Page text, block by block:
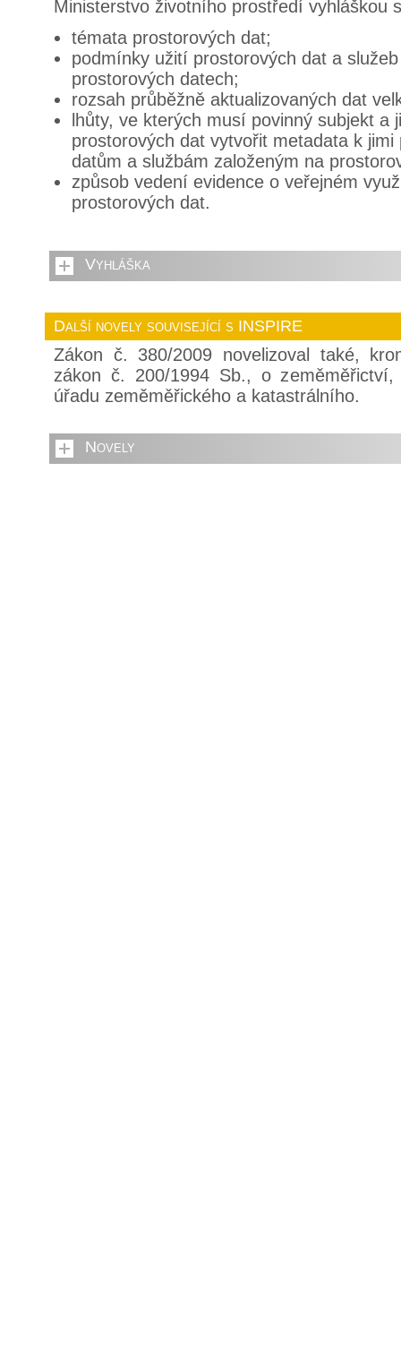
Ministerstvo životního prostředí vyhláškou
témata prostorových dat;
podmínky užití prostorových dat a
prostorových datech;
rozsah průběžně aktualizovaných dat
lhůty, ve kterých musí povinný subjekt a
prostorových dat vytvořit metadata k
datům a službám založeným na
způsob vedení evidence o veřejném
prostorových dat.
Vyhláška
Další novely související s INSPIRE
Zákon č. 380/2009 novelizoval také,
zákon č. 200/1994 Sb., o
úřadu zeměměřického a katastrálního.
Novely